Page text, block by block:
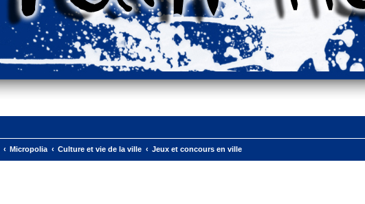
Micropolia Culture et vie de la ville Jeux et concours en ville